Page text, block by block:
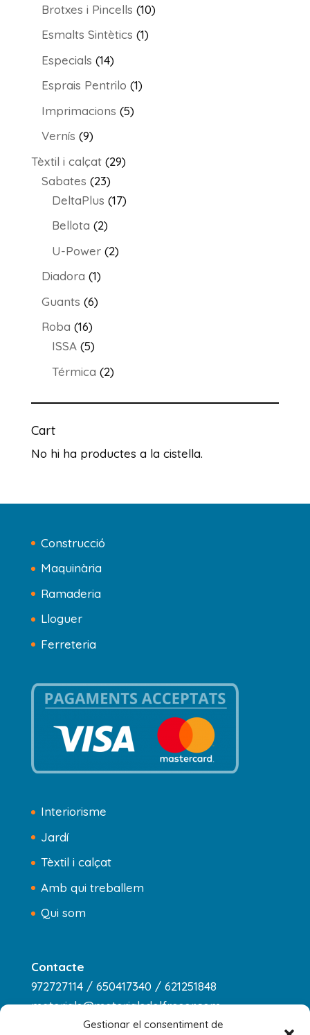
Gestionar el consentiment de
Brotxes i Pincells 1010
Esmalts Sintètics 11
Especials 1414
productes
Esprais Pentrilo 11
Imprimacions 55
Vernís 99
productes
Tèxtil i calçat 2929
Sabates 2323
productes
DeltaPlus 1717
Bellota 22
productes
U-Power 22
Diadora 11
Guants 66
Roba 1616
productes
ISSA 55
productes
Térmica 22
Cart
No hi ha productes a la cistella.
Construcció
Maquinària
Ramaderia
Lloguer
Ferreteria
Interiorisme
Jardí
Tèxtil i calçat
Amb qui treballem
Qui som
Contacte
972727114 / 650417340 / 621251848
materials@materialsdelfreser.com